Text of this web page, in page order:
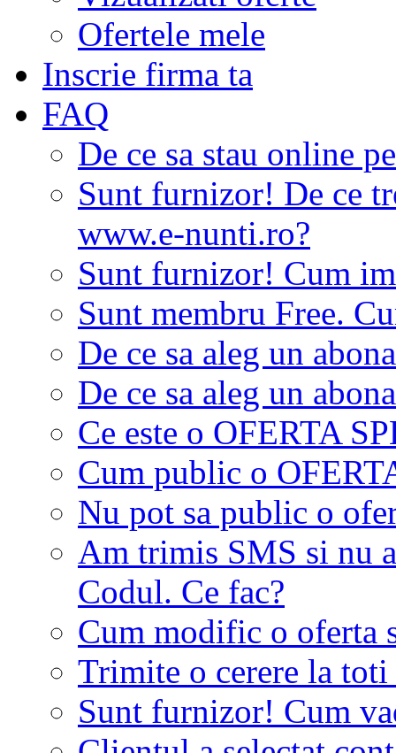
Ofertele mele
Inscrie firma ta
FAQ
De ce sa stau online
Sunt furnizor! De ce
www.e-nunti.ro?
Sunt furnizor! Cum
Sunt membru Free.
De ce sa aleg un
De ce sa aleg un
Ce este o OFERTA
Cum public o
Nu pot sa public o
Am trimis SMS si nu
Codul. Ce fac?
Cum modific o oferta
Trimite o cerere la
Sunt furnizor! Cum